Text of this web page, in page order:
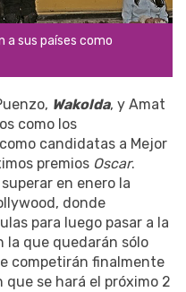
a sus países como
Wakolda, y Amat
como los
candidatas a Mejor
premios Oscar.
en enero la
donde
para luego pasar a la
la que quedarán sólo
competirán finalmente
que se hará el próximo 2